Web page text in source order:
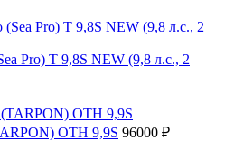
Pro) Т 9,8S NEW (9,8 л.с., 2
OTH 9,9S 96000 ₽